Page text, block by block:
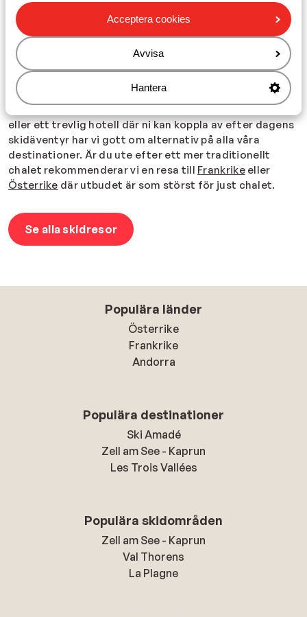
Acceptera cookies
Avvisa
Hantera
matlagningen och tillbringa mer tid i backen. Frukost,
lunch och middag ingår i din semester. Så du behöver
inte oroa dig för matlagning eller extra utgifter och
kan fokusera helt på din skidåkning.
Ett boende som passar din resa
Om du söker en mysig semesterlägenhet för semestern
eller ett trevlig hotell där ni kan koppla av efter dagens
skidäventyr har vi gott om alternativ på alla våra
destinationer. Är du ute efter ett mer traditionellt
chalet rekommenderar vi en resa till Frankrikeeller
Österrike där utbudet är som störst för just chalet.
Se alla skidresor
Populära länder
Österrike
Frankrike
Andorra
Populära destinationer
Ski Amadé
Zell am See - Kaprun
Les Trois Vallées
Populära skidområden
Zell am See - Kaprun
Val Thorens
La Plagne